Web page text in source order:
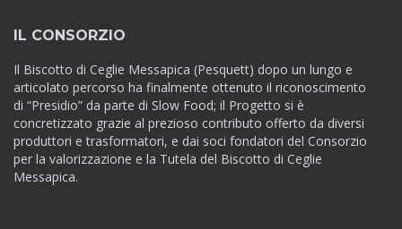
IL CONSORZIO
Il Biscotto di Ceglie Messapica (Pesquett) dopo un lungo e
articolato percorso ha finalmente ottenuto il riconoscimento
di “Presidio” da parte di Slow Food; il Progetto si è
concretizzato grazie al prezioso contributo offerto da diversi
produttori e trasformatori, e dai soci fondatori del Consorzio
per la valorizzazione e la Tutela del Biscotto di Ceglie
Messapica.